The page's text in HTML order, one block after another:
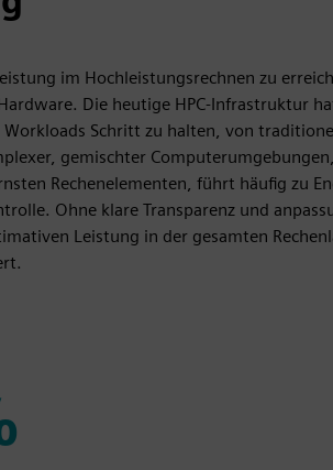
im Hochleistungsrechnen zu
Die heutige HPC-Infrastruktur
Workloads Schritt zu halten, von
gemischter
Rechenelementen, führt häufig zu
Ohne klare Transparenz und
Leistung in der gesamten